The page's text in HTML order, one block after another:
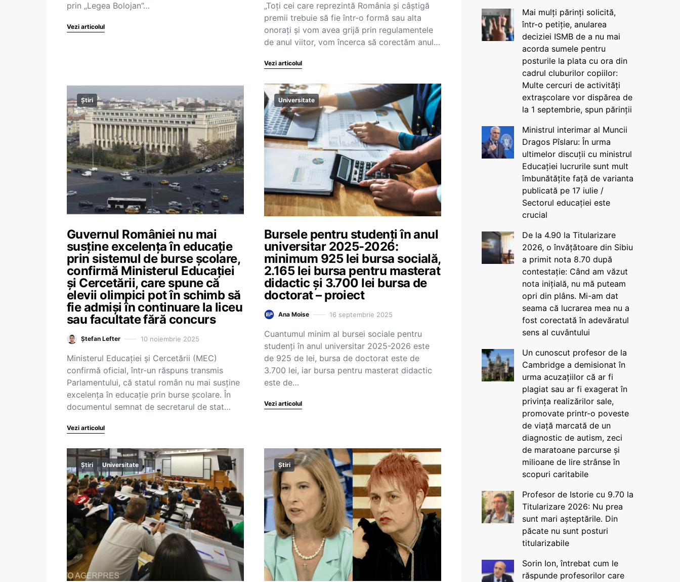
prin „Legea Bolojan”…
Vezi articolul
„Toți cei care reprezintă România și câștigă
premii trebuie să fie într-o formă sau alta
onorați și vom avea grijă prin regulamentele
de anul viitor, vom încerca să corectăm anul…
Vezi articolul
Știri
Guvernul României nu mai
susține excelența în educație
prin sistemul de burse școlare,
confirmă Ministerul Educației
și Cercetării, care spune că
elevii olimpici pot în schimb să
fie admiși în continuare la liceu
sau facultate fără concurs
Ștefan Lefter 10 noiembrie 2025
Ministerul Educației și Cercetării (MEC)
confirmă oficial, într-un răspuns transmis
Parlamentului, că statul român nu mai susține
excelența în educație prin burse școlare. În
documentul semnat de secretarul de stat…
Vezi articolul
Universitate
Bursele pentru studenți în anul
universitar 2025-2026:
minimum 925 lei bursa socială,
2.165 lei bursa pentru masterat
didactic și 3.700 lei bursa de
doctorat – proiect
Ana Moise 16 septembrie 2025
Cuantumul minim al bursei sociale pentru
studenți în anul universitar 2025-2026 este
de 925 de lei, bursa de doctorat este de
3.700 lei, iar bursa pentru masterat didactic
este de…
Vezi articolul
Știri Universitate Știri
Mai mulți părinți solicită,
într-o petiție, anularea
deciziei ISMB de a nu mai
acorda sumele pentru
posturile la plata cu ora din
cadrul cluburilor copiilor:
Multe cercuri de activități
extrașcolare vor dispărea de
la 1 septembrie, spun părinții
Ministrul interimar al Muncii
Dragos Pîslaru: În urma
ultimelor discuții cu ministrul
Educației lucrurile sunt mult
îmbunătățite față de varianta
publicată pe 17 iulie /
Sectorul educației este
crucial
De la 4.90 la Titularizare
2026, o învățătoare din Sibiu
a primit nota 8.70 după
contestație: Când am văzut
nota inițială, nu mă puteam
opri din plâns. Mi-am dat
seama că lucrarea mea nu a
fost corectată în adevăratul
sens al cuvântului
Un cunoscut profesor de la
Cambridge a demisionat în
urma acuzațiilor că ar fi
plagiat sau ar fi exagerat în
privința realizărilor sale,
promovate printr-o poveste
de viață marcată de un
diagnostic de autism, zeci
de maratoane parcurse și
milioane de lire strânse în
scopuri caritabile
Profesor de Istorie cu 9.70 la
Titularizare 2026: Nu prea
sunt mari așteptările. Din
păcate nu sunt posturi
titularizabile
Sorin Ion, întrebat cum le
răspunde profesorilor care